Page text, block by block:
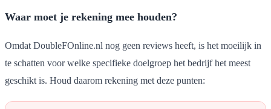
Waar moet je rekening mee houden?
Omdat DoubleFOnline.nl nog geen reviews heeft, is het moeilijk in
te schatten voor welke specifieke doelgroep het bedrijf het meest
geschikt is. Houd daarom rekening met deze punten: